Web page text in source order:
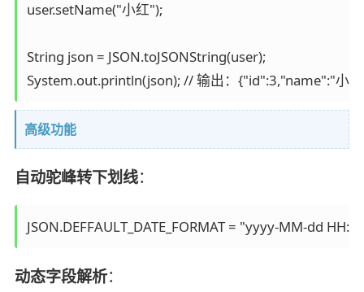
user.setName("小红");
String json = JSON.toJSONString(user);
高级功能
自动驼峰转下划线：
动态字段解析：